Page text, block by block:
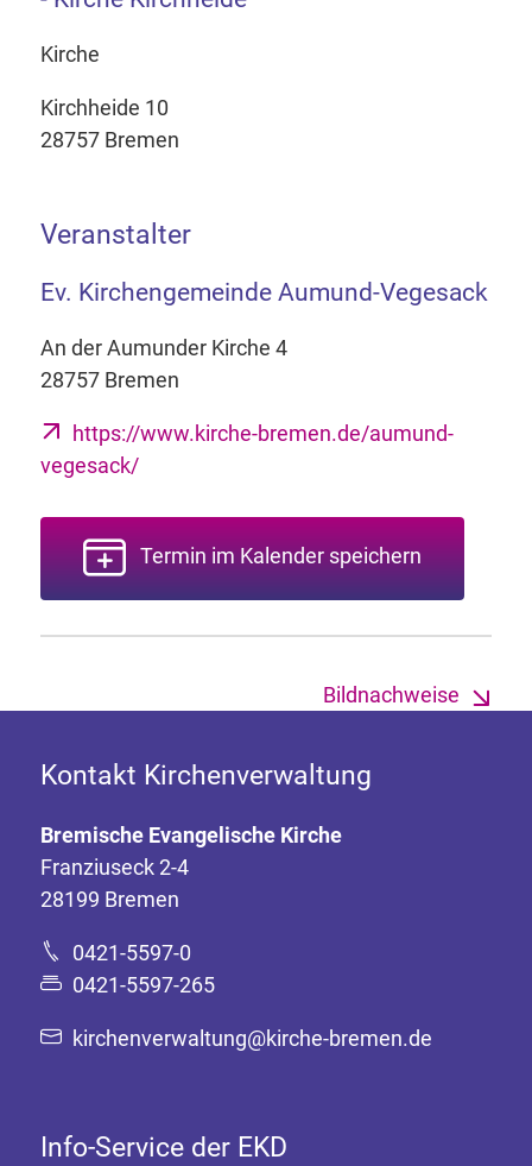
Kirche
Kirchheide 10
28757 Bremen
Veranstalter
Ev. Kirchengemeinde Aumund-Vegesack
An der Aumunder Kirche 4
28757 Bremen
https://www.kirche-bremen.de/aumund-
vegesack/
Termin im Kalender speichern
Bildnachweise
Kontakt Kirchenverwaltung
Bremische Evangelische Kirche
Franziuseck 2-4
28199 Bremen
0421-5597-0
0421-5597-265
kirchenverwaltung@kirche-bremen.de
Info-Service der EKD